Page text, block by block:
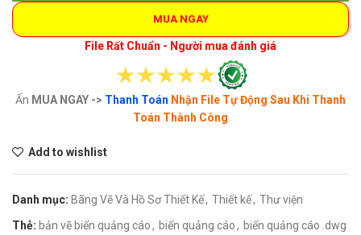
MUA NGAY
File Rất Chuẩn - Người mua đánh giá
Ấn MUA NGAY -> Thanh Toán Nhận File Tự Động Sau Khi Thanh
Toán Thành Công
Add to wishlist
Danh mục: Bãng Vẽ Và Hồ Sơ Thiết Kế, Thiết kế, Thư viện
Thẻ: bản vẽ biển quảng cáo, biển quảng cáo, biển quảng cáo .dwg